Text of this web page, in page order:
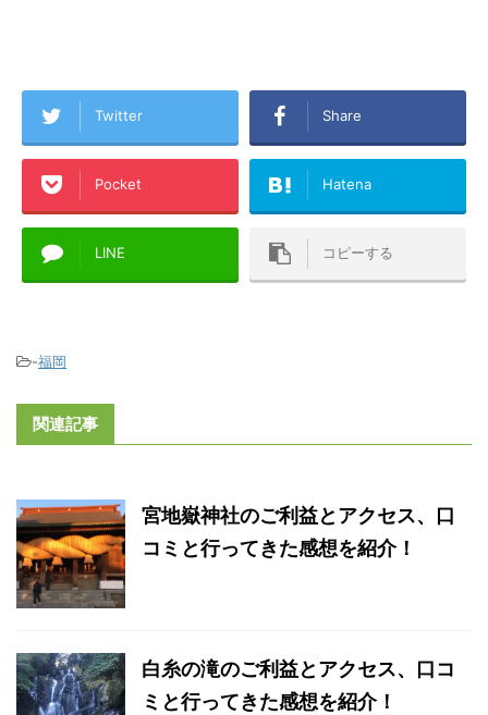
Twitter Share
Pocket Hatena
LINE コピーする
-福岡
関連記事
宮地嶽神社のご利益とアクセス、口
コミと行ってきた感想を紹介！
白糸の滝のご利益とアクセス、口コ
ミと行ってきた感想を紹介！